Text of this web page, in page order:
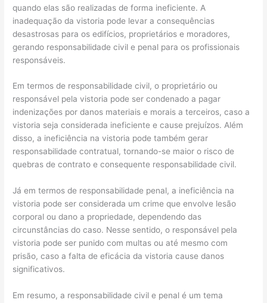
quando elas são realizadas de forma ineficiente. A
inadequação da vistoria pode levar a consequências
desastrosas para os edifícios, proprietários e moradores,
gerando responsabilidade civil e penal para os profissionais
responsáveis.
Em termos de responsabilidade civil, o proprietário ou
responsável pela vistoria pode ser condenado a pagar
indenizações por danos materiais e morais a terceiros, caso a
vistoria seja considerada ineficiente e cause prejuízos. Além
disso, a ineficiência na vistoria pode também gerar
responsabilidade contratual, tornando-se maior o risco de
quebras de contrato e consequente responsabilidade civil.
Já em termos de responsabilidade penal, a ineficiência na
vistoria pode ser considerada um crime que envolve lesão
corporal ou dano a propriedade, dependendo das
circunstâncias do caso. Nesse sentido, o responsável pela
vistoria pode ser punido com multas ou até mesmo com
prisão, caso a falta de eficácia da vistoria cause danos
significativos.
Em resumo, a responsabilidade civil e penal é um tema